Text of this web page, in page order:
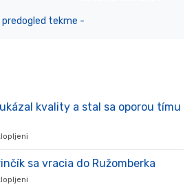
predogled tekme -
kvality a stal sa oporou tímu
prišiel,
sa vracia do Ružomberka